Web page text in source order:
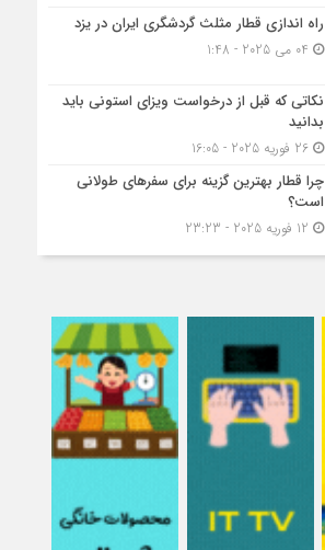
راه اندازی قطار مثلث گردشگری ایران در یزد
نکاتی که قبل از درخواست ویزای استونی باید
بدانید
26 فوریه 2025 - 16:05
چرا قطار بهترین گزینه برای سفرهای طولانی
است؟